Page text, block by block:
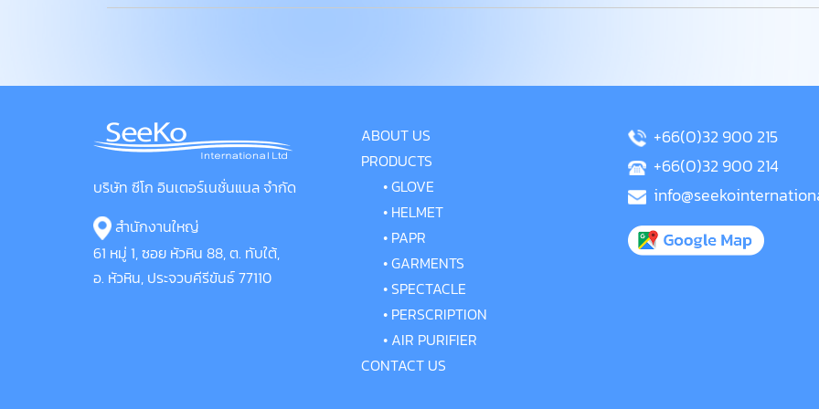
บริษัท ซีโก อินเตอร์เนชั่นแนล จำกัด
สำนักงานใหญ่
61 หมู่ 1, ซอย หัวหิน 88, ต. ทับใต้,
อ. หัวหิน, ประจวบคีรีขันธ์77110
ABOUT US
PRODUCTS
•GLOVE
• HELMET
• PAPR
•GARMENTS
• SPECTACLE
• PERSCRIPTION
• AIR PURIFIER
CONTACT US
+66(0)32 900 215
+66(0)32 900 214